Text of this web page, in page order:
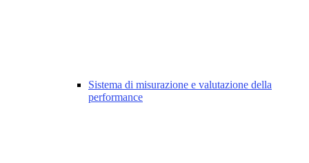
Sistema di misurazione e valutazione della
performance